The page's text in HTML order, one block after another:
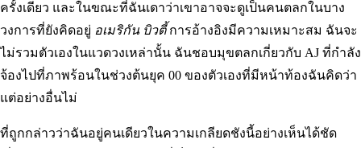
ครั้งเดียว และในขณะที่ฉันเดาว่าเขาอาจจะดูเป็นคนตลกในบาง
วงการที่ยังคิดอยู่ อเมริกัน บิวตี้การอ้างอิงมีความเหมาะสม ฉันจะ
ไม่รวมตัวเองในแวดวงเหล่านั้น ฉันชอบมุขตลกเกี่ยวกับ AJ ที่กำลัง
จ้องไปที่ภาพร้อนในช่วงต้นยุค 00 ของตัวเองที่มีหน้าท้องฉันคิดว่า
แต่อย่างอื่นไม่
ที่ถูกกล่าวว่าฉันอยู่คนเดียวในความเกลียดชังนี้อย่างเห็นได้ชัด